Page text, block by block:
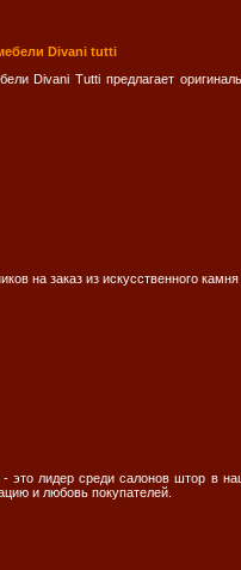
Divani tutti
Divani Tutti предлагает
на заказ из искусственного
это лидер среди салонов штор в
и любовь покупателей.